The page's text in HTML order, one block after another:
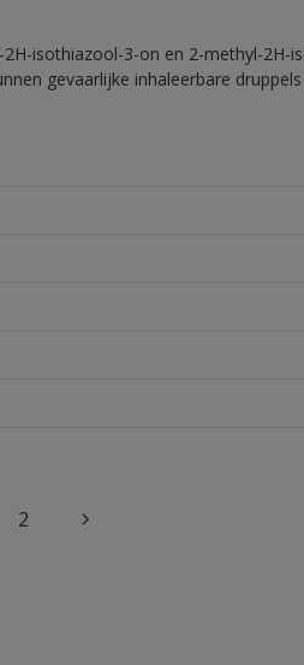
isothiazool-3-on en 2-methyl-2H-
gevaarlijke inhaleerbare
2